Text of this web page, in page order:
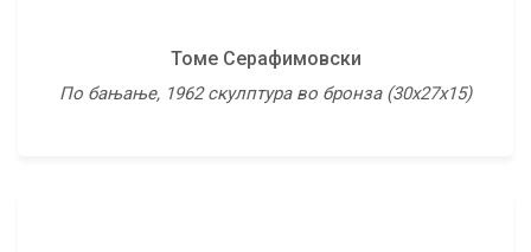
Томе Серафимовски
По бањање, 1962 скулптура во бронза (30х27х15)
Томо Владимирски
Ребро на реката, 1960 масло на шперплоча (70х55)